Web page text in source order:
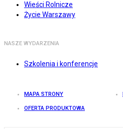
Wieści Rolnicze
Życie Warszawy
NASZE WYDARZENIA
Szkolenia i konferencje
MAPA STRONY
OFERTA PRODUKTOWA